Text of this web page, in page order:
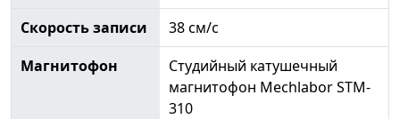
Скорость записи
38 см/с
Магнитофон
Студийный катушечный
магнитофон Mechlabor STM-
310